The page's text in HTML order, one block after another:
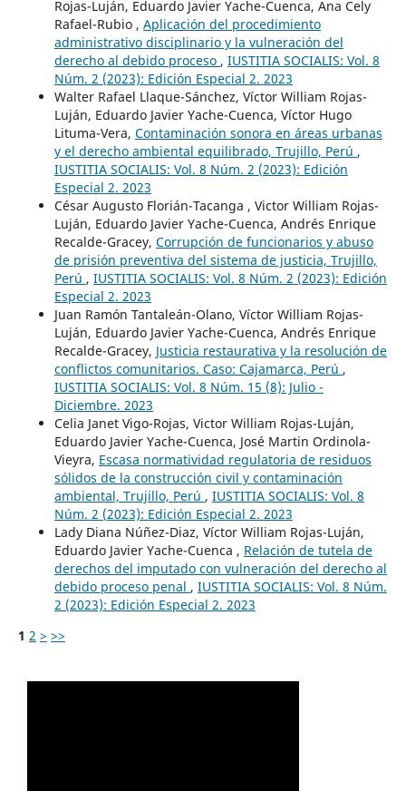
Rojas-Luján, Eduardo Javier Yache-Cuenca, Ana Cely
Rafael-Rubio , Aplicación del procedimiento
administrativo disciplinario y la vulneración del
derecho al debido proceso , IUSTITIA SOCIALIS: Vol. 8
Núm. 2 (2023): Edición Especial 2. 2023
Walter Rafael Llaque-Sánchez, Víctor William Rojas-
Luján, Eduardo Javier Yache-Cuenca, Víctor Hugo
Lituma-Vera, Contaminación sonora en áreas urbanas
y el derecho ambiental equilibrado, Trujillo, Perú ,
IUSTITIA SOCIALIS: Vol. 8 Núm. 2 (2023): Edición
Especial 2. 2023
César Augusto Florián-Tacanga , Victor William Rojas-
Luján, Eduardo Javier Yache-Cuenca, Andrés Enrique
Recalde-Gracey, Corrupción de funcionarios y abuso
de prisión preventiva del sistema de justicia, Trujillo,
Perú , IUSTITIA SOCIALIS: Vol. 8 Núm. 2 (2023): Edición
Especial 2. 2023
Juan Ramón Tantaleán-Olano, Víctor William Rojas-
Luján, Eduardo Javier Yache-Cuenca, Andrés Enrique
Recalde-Gracey, Justicia restaurativa y la resolución de
conflictos comunitarios. Caso: Cajamarca, Perú ,
IUSTITIA SOCIALIS: Vol. 8 Núm. 15 (8): Julio -
Diciembre. 2023
Celia Janet Vigo-Rojas, Victor William Rojas-Luján,
Eduardo Javier Yache-Cuenca, José Martin Ordinola-
Vieyra, Escasa normatividad regulatoria de residuos
sólidos de la construcción civil y contaminación
ambiental, Trujillo, Perú , IUSTITIA SOCIALIS: Vol. 8
Núm. 2 (2023): Edición Especial 2. 2023
Lady Diana Núñez-Diaz, Víctor William Rojas-Luján,
Eduardo Javier Yache-Cuenca , Relación de tutela de
derechos del imputado con vulneración del derecho al
debido proceso penal , IUSTITIA SOCIALIS: Vol. 8 Núm.
2 (2023): Edición Especial 2. 2023
1 2 > >>